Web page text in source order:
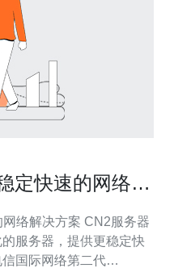
定快速的网络解
方案 CN2服务器
服务器，提供更稳定快
国际网络第二代